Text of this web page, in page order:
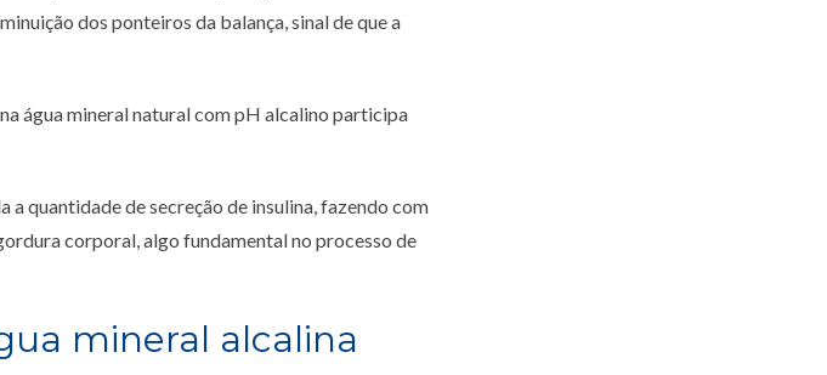
dos ponteiros da balança, sinal de que a
água mineral natural com pH alcalino participa
a quantidade de secreção de insulina, fazendo com
corporal, algo fundamental no processo de
mineral alcalina